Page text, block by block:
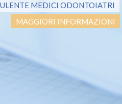
MEDICI ODONTOIATRI
MAGGIORI INFORMAZIONI